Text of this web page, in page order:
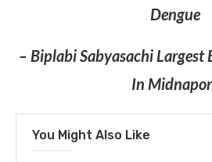
Dengue
– Biplabi Sabyasachi Largest
In
You Might Also Like